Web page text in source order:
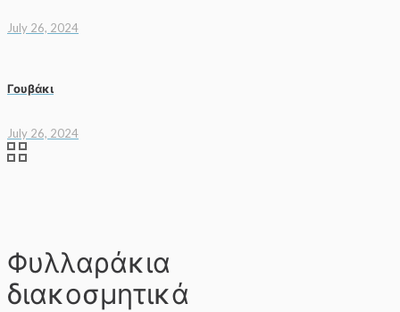
July 26, 2024
Γουβάκι
July 26, 2024
Φυλλαράκια
διακοσμητικά